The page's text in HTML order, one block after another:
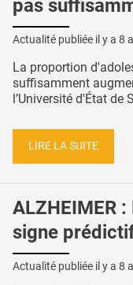
pas
Actualité publiée il y a 8
La proportion
suffisamment
l’Université d'État de
LIRE LA SUITE
ALZHEIMER
signe
Actualité publiée il y a 8